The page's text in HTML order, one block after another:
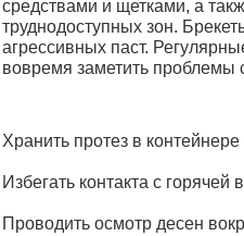
средствами и щетками, а
труднодоступных зон.
агрессивных паст.
вовремя заметить проблемы
Хранить протез в
Избегать контакта с горячей
Проводить осмотр десен